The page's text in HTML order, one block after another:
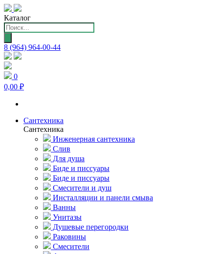
Каталог
Поиск
товаров
8 (964) 964-00-44
0
0,00 ₽
Сантехника
Сантехника
Инженерная сантехника
Слив
Для душа
Биде и писсуары
Биде и писсуары
Смесители и душ
Инсталляции и панели смыва
Ванны
Унитазы
Душевые перегородки
Раковины
Смесители